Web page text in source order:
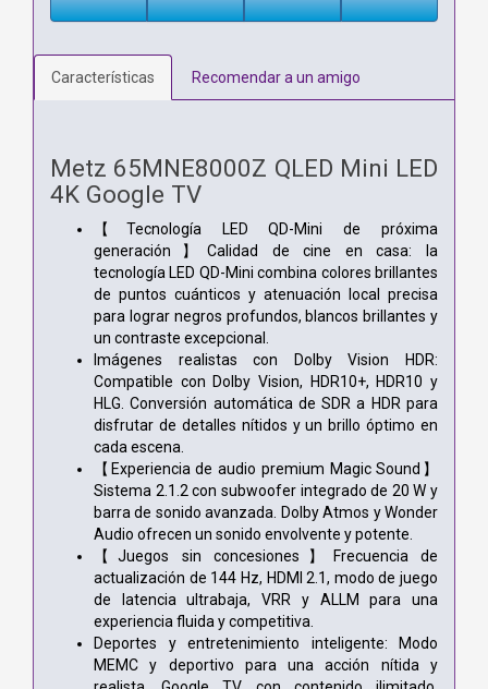
Características Recomendar a un amigo
Metz 65MNE8000Z QLED Mini LED
4K Google TV
【Tecnología LED QD-Mini de próxima
generación】Calidad de cine en casa: la
tecnología LED QD-Mini combina colores brillantes
de puntos cuánticos y atenuación local precisa
para lograr negros profundos, blancos brillantes y
un contraste excepcional.
Imágenes realistas con Dolby Vision HDR:
Compatible con Dolby Vision, HDR10+, HDR10 y
HLG. Conversión automática de SDR a HDR para
disfrutar de detalles nítidos y un brillo óptimo en
cada escena.
【Experiencia de audio premium Magic Sound】
Sistema 2.1.2 con subwoofer integrado de 20 W y
barra de sonido avanzada. Dolby Atmos y Wonder
Audio ofrecen un sonido envolvente y potente.
【Juegos sin concesiones】Frecuencia de
actualización de 144 Hz, HDMI 2.1, modo de juego
de latencia ultrabaja, VRR y ALLM para una
experiencia fluida y competitiva.
Deportes y entretenimiento inteligente: Modo
MEMC y deportivo para una acción nítida y